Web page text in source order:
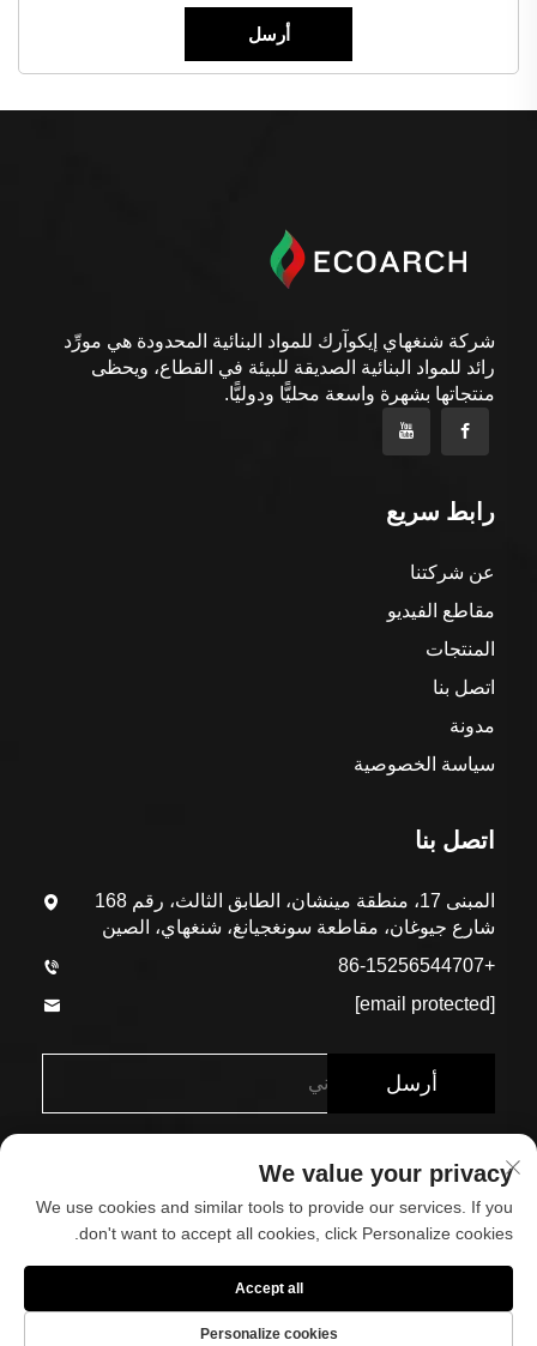
شركة شنغهاي إيكوآرك للمواد البنائية المحدودة هي مورِّد
رائد للمواد البنائية الصديقة للبيئة في القطاع، ويحظى
منتجاتها بشهرة واسعة محليًّا ودوليًّا.
رابط سريع
عن شركتنا
مقاطع الفيديو
المنتجات
اتصل بنا
مدونة
سياسة الخصوصية
اتصل بنا
المبنى 17، منطقة مينشان، الطابق الثالث، رقم 168
شارع جيوغان، مقاطعة سونغجيانغ، شنغهاي، الصين
+86-15256544707
[email protected]
أرسل
المحدودة. جميع الحقوق محفوظة
حول اتصل بنا
We value your privacy
We use cookies and similar tools to provide our services. If you
don't want to accept all cookies, click Personalize cookies.
Personalize cookies
Accept all